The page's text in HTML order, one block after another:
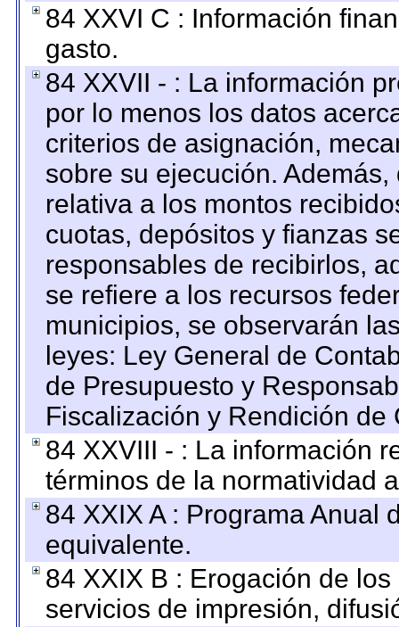
84 XXVI C : Información
gasto.
84 XXVII - : La información
por lo menos los datos
criterios de asignación,
sobre su ejecución.
relativa a los montos
cuotas, depósitos y fianzas
responsables de recibirlos,
se refiere a los recursos
municipios, se observarán
leyes: Ley General de
de Presupuesto y
Fiscalización y Rendición
84 XXVIII - : La información
términos de la normatividad
84 XXIX A : Programa Anual
equivalente.
84 XXIX B : Erogación de
servicios de impresión,